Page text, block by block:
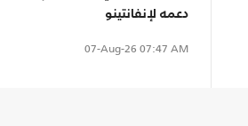
دعمه لإنفانتينو
07-Aug-26 07:47 AM